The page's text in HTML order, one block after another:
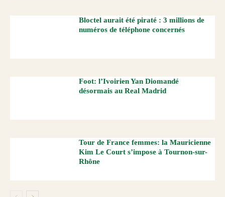
Bloctel aurait été piraté : 3 millions de
numéros de téléphone concernés
Foot: l’Ivoirien Yan Diomandé
désormais au Real Madrid
Tour de France femmes: la Mauricienne
Kim Le Court s’impose à Tournon-sur-
Rhône